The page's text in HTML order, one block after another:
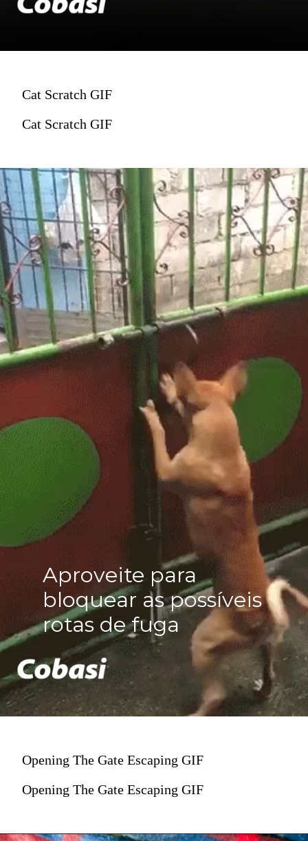
Cat Scratch GIF
Cat Scratch GIF
Aproveite para
bloquear as possíveis
rotas de fuga
Opening The Gate Escaping GIF
Opening The Gate Escaping GIF